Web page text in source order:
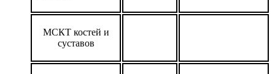
МСКТ костей и
суставов